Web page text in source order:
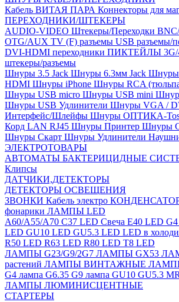
Кабель ВИТАЯ ПАРА Коннекторы для
ПЕРЕХОДНИКИ/ШТЕКЕРЫ
AUDIO-VIDEO Штекеры/Переходки
OTG/AUX TV (F) разъемы USB разъемы/
DVI-HDMI переходники ПИКТЕЙЛЫ 3G/
штекеры/разъемы
Шнуры 3.5 Jack Шнуры 6.3мм Jack Шнуры
HDMI Шнуры iPhone Шнуры RCA
Шнуры USB micro Шнуры USB mini
Шнуры USB Удлинители Шнуры VGA /
Интерфейс/Шлейфы Шнуры ОПТИКА-
Корд LAN RJ45 Шнуры Принтер Шнуры
Шнуры Скарт Шнуры Удлинители
ЭЛЕКТРОТОВАРЫ
АВТОМАТЫ БАКТЕРИЦИДНЫЕ
Клипсы
ДАТЧИКИ,ДЕТЕКТОРЫ
ДЕТЕКТОРЫ ОСВЕЩЕНИЯ
ЗВОНКИ Кабель электро
фонарики ЛАМПЫ LED
A60/A55/A70 C37 LED Свеча E40 LED
LED GU10 LED GU5.3 LED LED в
R50 LED R63 LED R80 LED T8 LED
ЛАМПЫ G23/G9/2G7 ЛАМПЫ GX53
растений ЛАМПЫ ВИНТАЖНЫЕ
G4 лампа G6.35 G9 лампа GU10 GU5.3
ЛАМПЫ ЛЮМИНИСЦЕНТНЫЕ
СТАРТЕРЫ